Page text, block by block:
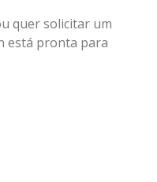
quer solicitar um
está pronta para